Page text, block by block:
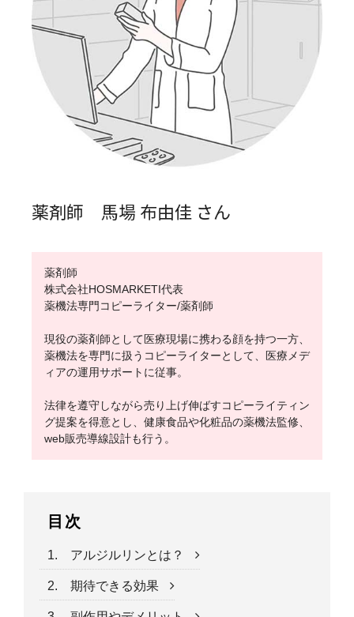
薬剤師 馬場 布由佳 さん
薬剤師
株式会社HOSMARKETI代表
薬機法専門コピーライター/薬剤師
現役の薬剤師として医療現場に携わる顔を持つ一方、
薬機法を専門に扱うコピーライターとして、医療メデ
ィアの運用サポートに従事。
法律を遵守しながら売り上げ伸ばすコピーライティン
グ提案を得意とし、健康食品や化粧品の薬機法監修、
web販売導線設計も行う。
目次
1. アルジルリンとは？
2. 期待できる効果